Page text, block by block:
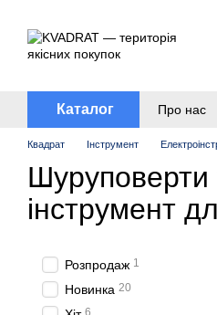
Каталог Про нас
Квадрат Інструмент
Шуруповерти
інструмент
Розпродаж 1
Новинка 20
6